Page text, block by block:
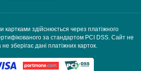
картками здійснюється через платіжного
за стандартом PCI DSS. Сайт не
зберігає дані платіжних карток.